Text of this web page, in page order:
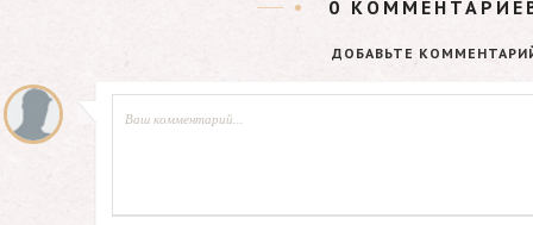
0
ДОБАВЬТЕ